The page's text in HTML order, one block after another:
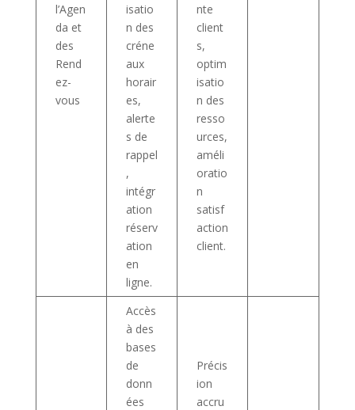
l’Agen
da et
des
Rend
ez-
vous
isatio
n des
créne
aux
horair
es,
alerte
s de
rappel
,
intégr
ation
réserv
ation
en
ligne.
nte
client
s,
optim
isatio
n des
resso
urces,
améli
oratio
n
satisf
action
client.
Accès
à des
bases
de
donn
ées
Précis
ion
accru